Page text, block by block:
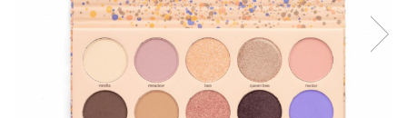
Fard de ochi
Pigmenti minerali
Primer gene